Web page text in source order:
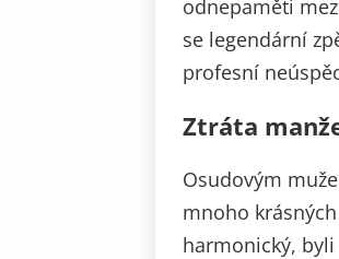
odnepaměti
se legendární
profesní
Ztráta
Osudovým
mnoho
harmonický,